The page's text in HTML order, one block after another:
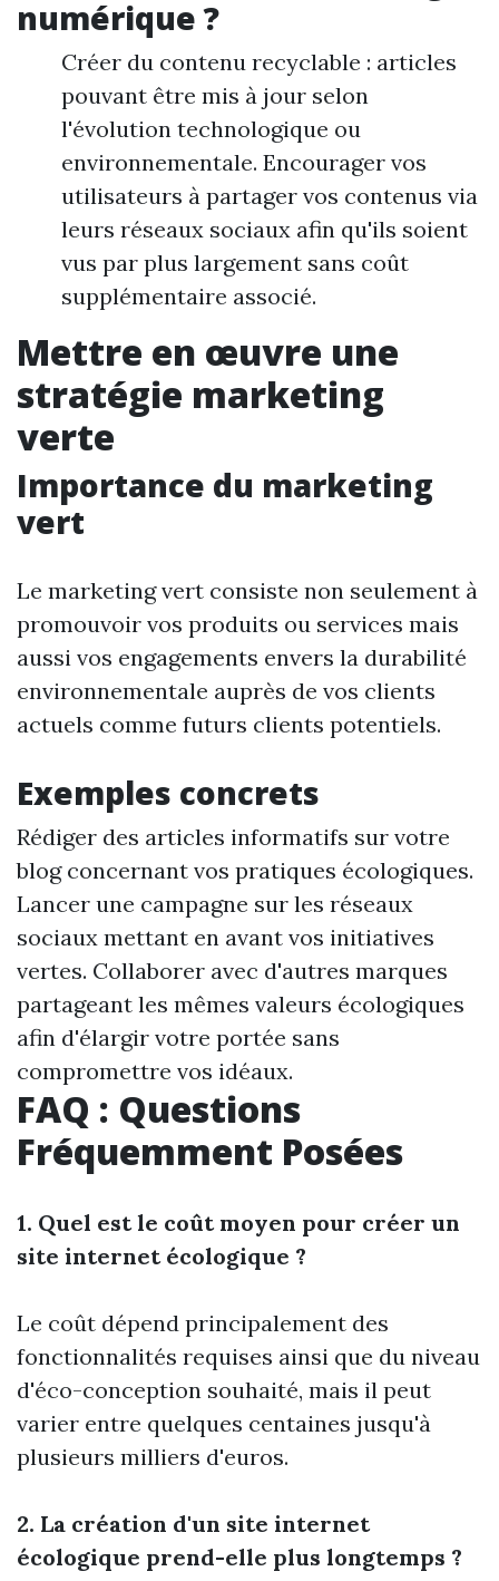
numérique ?
Créer du contenu recyclable : articles
pouvant être mis à jour selon
l'évolution technologique ou
environnementale. Encourager vos
utilisateurs à partager vos contenus via
leurs réseaux sociaux afin qu'ils soient
vus par plus largement sans coût
supplémentaire associé.
Mettre en œuvre une
stratégie marketing
verte
Importance du marketing
vert
Le marketing vert consiste non seulement à
promouvoir vos produits ou services mais
aussi vos engagements envers la durabilité
environnementale auprès de vos clients
actuels comme futurs clients potentiels.
Exemples concrets
Rédiger des articles informatifs sur votre
blog concernant vos pratiques écologiques.
Lancer une campagne sur les réseaux
sociaux mettant en avant vos initiatives
vertes. Collaborer avec d'autres marques
partageant les mêmes valeurs écologiques
afin d'élargir votre portée sans
compromettre vos idéaux.
FAQ : Questions
Fréquemment Posées
1. Quel est le coût moyen pour créer un
site internet écologique ?
Le coût dépend principalement des
fonctionnalités requises ainsi que du niveau
d'éco-conception souhaité, mais il peut
varier entre quelques centaines jusqu'à
plusieurs milliers d'euros.
2. La création d'un site internet
écologique prend-elle plus longtemps ?